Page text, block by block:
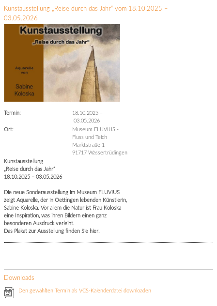
Kunstausstellung „Reise durch das Jahr“ vom 18.10.2025 –
03.05.2026
Termin: 18.10.2025 –
03.05.2026
Ort:
Museum FLUVIUS -
Fluss und Teich
Marktstraße 1
91717 Wassertrüdingen
Kunstausstellung
„Reise durch das Jahr“
18.10.2025 – 03.05.2026
Die neue Sonderausstellung im Museum FLUVIUS
zeigt Aquarelle, der in Oettingen lebenden Künstlerin,
Sabine Koloska. Vor allem die Natur ist Frau Koloska
eine Inspiration, was ihren Bildern einen ganz
besonderen Ausdruck verleiht.
Das Plakat zur Ausstellung finden Sie hier.
Downloads
Den gewählten Termin als VCS-Kalenderdatei downloaden